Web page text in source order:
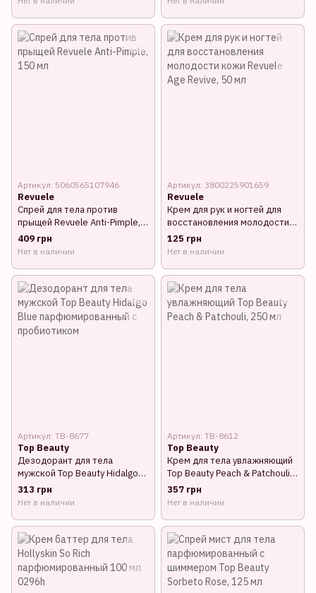
Артикул: 5060565107946
Revuele
Спрей для тела против
прыщей Revuele Anti-Pimple,
150 мл
409 грн
Нет в наличии
Артикул: 3800225901659
Revuele
Крем для рук и ногтей для
восстановления молодости
кожи Revuele Age Revive, 50
мл
125 грн
Нет в наличии
Артикул: TB-8677
Top Beauty
Дезодорант для тела
мужской Top Beauty Hidalgo
Blue парфюмированный с
пробиотиком
313 грн
Нет в наличии
Артикул: TB-8612
Top Beauty
Крем для тела увлажняющий
Top Beauty Peach & Patchouli,
250 мл
357 грн
Нет в наличии